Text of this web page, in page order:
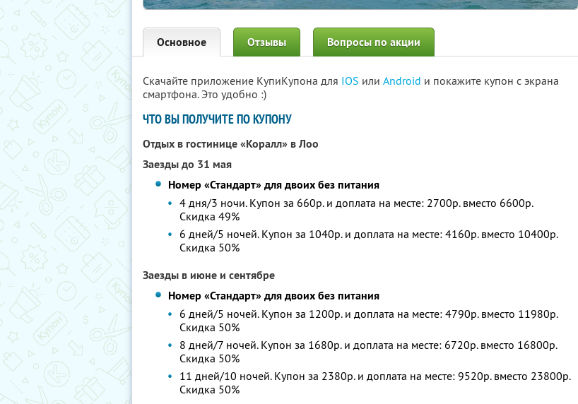
Основное Отзывы Вопросы по акции
Скачайте приложение КупиКупона для IOS или Android и покажите купон с экрана
смартфона. Это удобно :)
ЧТО ВЫ ПОЛУЧИТЕ ПО КУПОНУ
Отдых в гостинице «Коралл» в Лоо
Заезды до 31 мая
Номер «Стандарт» для двоих без питания
4 дня/3 ночи. Купон за 660р. и доплата на месте: 2700р. вместо 6600р.
Скидка 49%
6 дней/5 ночей. Купон за 1040р. и доплата на месте: 4160р. вместо 10400р.
Скидка 50%
Заезды в июне и сентябре
Номер «Стандарт» для двоих без питания
6 дней/5 ночей. Купон за 1200р. и доплата на месте: 4790р. вместо 11980р.
Скидка 50%
8 дней/7 ночей. Купон за 1680р. и доплата на месте: 6720р. вместо 16800р.
Скидка 50%
11 дней/10 ночей. Купон за 2380р. и доплата на месте: 9520р. вместо 23800р.
Скидка 50%